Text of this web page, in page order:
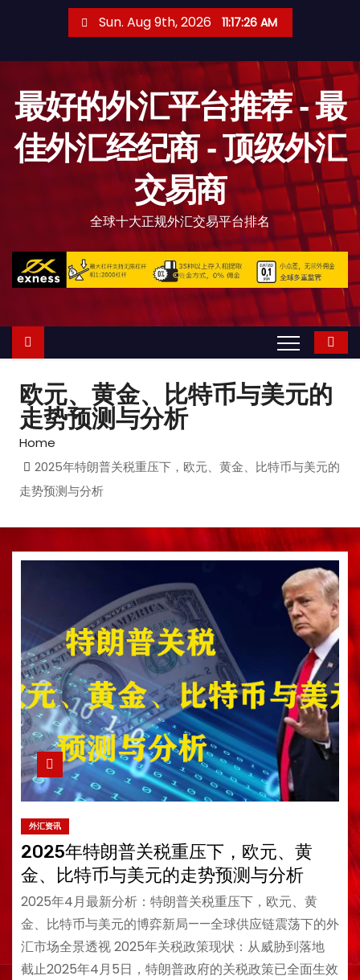
Sun. Aug 9th, 2026 11:17:27 AM
最好的外汇平台推荐 - 最
佳外汇经纪商 - 顶级外汇
交易商
全球十大正规外汇交易平台排名
欧元、黄金、比特币与美元的
走势预测与分析​
Home
​​2025年特朗普关税重压下，欧元、黄金、比特币与美元的
走势预测与分析​
外汇资讯
​​2025年特朗普关税重压下，欧元、黄
金、比特币与美元的走势预测与分析​
​​2025年4月最新分析：特朗普关税重压下，欧元、黄
金、比特币与美元的博弈新局​​——全球供应链震荡下的外
汇市场全景透视 2025年关税政策现状：从威胁到落地​ ​​
截止2025年4月5日，特朗普政府的关税政策已全面生效​​